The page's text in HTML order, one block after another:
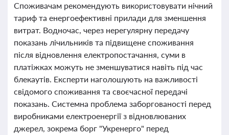
Споживачам рекомендують використовувати нічний
тариф та енергоефективні прилади для зменшення
витрат. Водночас, через нерегулярну передачу
показань лічильників та підвищене споживання
після відновлення електропостачання, суми в
платіжках можуть не зменшуватися навіть під час
блекаутів. Експерти наголошують на важливості
свідомого споживання та своєчасної передачі
показань. Системна проблема заборгованості перед
виробниками електроенергії з відновлюваних
джерел, зокрема борг "Укренерго" перед